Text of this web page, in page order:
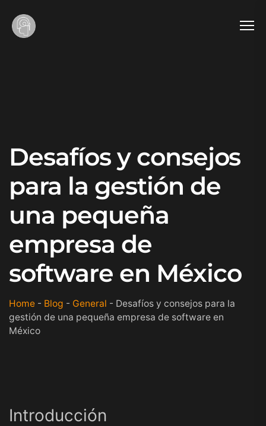
Desafíos y consejos
para la gestión de
una pequeña
empresa de
software en México
Home - Blog - General - Desafíos y consejos para la
gestión de una pequeña empresa de software en
México
Introducción